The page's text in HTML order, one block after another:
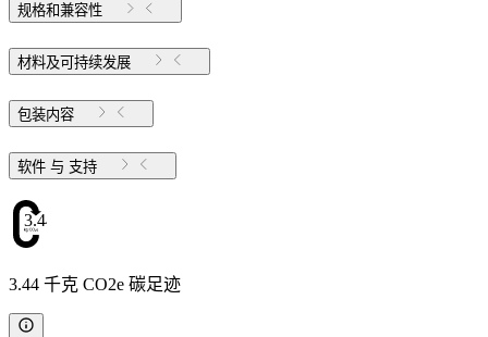
规格和兼容性
材料及可持续发展
包装内容
软件 与 支持
3.44
3.44 千克 CO2e 碳足迹